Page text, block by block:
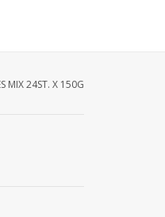
MIX 24ST. X 150G